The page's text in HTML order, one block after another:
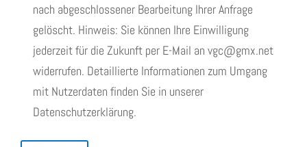
nach abgeschlossener Bearbeitung Ihrer Anfrage
gelöscht. Hinweis: Sie können Ihre Einwilligung
jederzeit für die Zukunft per E-Mail an vgc@gmx.net
widerrufen. Detaillierte Informationen zum Umgang
mit Nutzerdaten finden Sie in unserer
Datenschutzerklärung.
Bitte lasse dieses Feld leer.